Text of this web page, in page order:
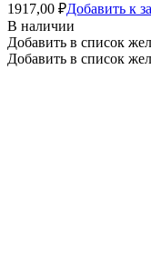
1917,00 ₽Добавить к
В наличии
Добавить в список
Добавить в список